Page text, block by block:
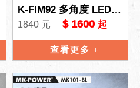
K-FIM92 多角度 LED工
作燈 通用牧田電池 三
段 可磁吸 探照
1840 元 $ 1600 起
查看更多